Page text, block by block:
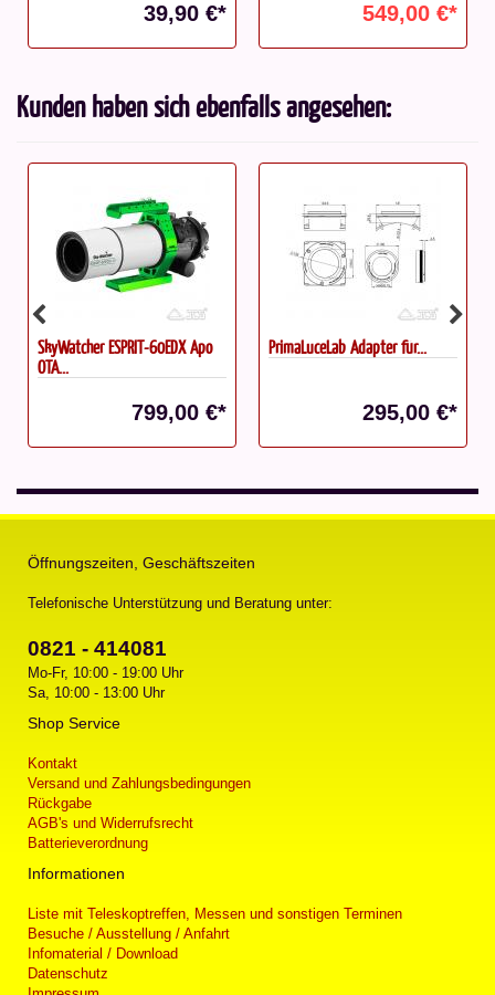
39,90 €* 549,00 €*
Kunden haben sich ebenfalls angesehen:
SkyWatcher ESPRIT-60EDX Apo
OTA...
799,00 €*
PrimaLuceLab Adapter für...
295,00 €*
Öffnungszeiten, Geschäftszeiten
Telefonische Unterstützung und Beratung unter:
0821 - 414081
Mo-Fr, 10:00 - 19:00 Uhr
Sa, 10:00 - 13:00 Uhr
Shop Service
Kontakt
Versand und Zahlungsbedingungen
Rückgabe
AGB's und Widerrufsrecht
Batterieverordnung
Informationen
Liste mit Teleskoptreffen, Messen und sonstigen Terminen
Besuche / Ausstellung / Anfahrt
Infomaterial / Download
Datenschutz